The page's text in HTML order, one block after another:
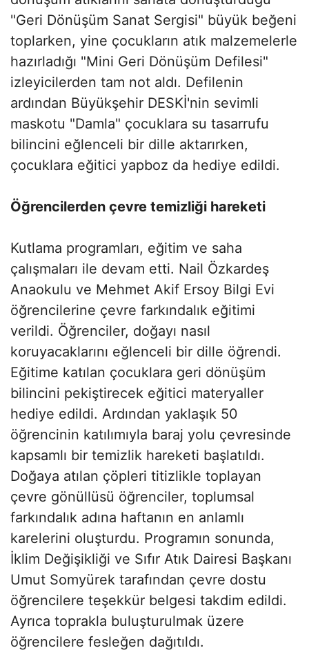
"Geri Dönüşüm Sanat Sergisi" büyük beğeni
toplarken, yine çocukların atık malzemelerle
hazırladığı "Mini Geri Dönüşüm Defilesi"
izleyicilerden tam not aldı. Defilenin
ardından Büyükşehir DESKİ'nin sevimli
maskotu "Damla" çocuklara su tasarrufu
bilincini eğlenceli bir dille aktarırken,
çocuklara eğitici yapboz da hediye edildi.
Öğrencilerden çevre temizliği hareketi
Kutlama programları, eğitim ve saha
çalışmaları ile devam etti. Nail Özkardeş
Anaokulu ve Mehmet Akif Ersoy Bilgi Evi
öğrencilerine çevre farkındalık eğitimi
verildi. Öğrenciler, doğayı nasıl
koruyacaklarını eğlenceli bir dille öğrendi.
Eğitime katılan çocuklara geri dönüşüm
bilincini pekiştirecek eğitici materyaller
hediye edildi. Ardından yaklaşık 50
öğrencinin katılımıyla baraj yolu çevresinde
kapsamlı bir temizlik hareketi başlatıldı.
Doğaya atılan çöpleri titizlikle toplayan
çevre gönüllüsü öğrenciler, toplumsal
farkındalık adına haftanın en anlamlı
karelerini oluşturdu. Programın sonunda,
İklim Değişikliği ve Sıfır Atık Dairesi Başkanı
Umut Somyürek tarafından çevre dostu
öğrencilere teşekkür belgesi takdim edildi.
Ayrıca toprakla buluşturulmak üzere
öğrencilere fesleğen dağıtıldı.